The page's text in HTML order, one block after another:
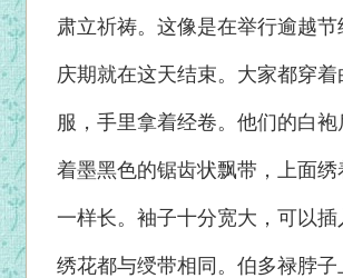
肃立祈祷。这像是在举行逾越
庆期就在这天结束。大家都穿
服，手里拿着经卷。他们的白
着墨黑色的锯齿状飘带，上面
一样长。袖子十分宽大，可以
绣花都与绶带相同。伯多禄脖